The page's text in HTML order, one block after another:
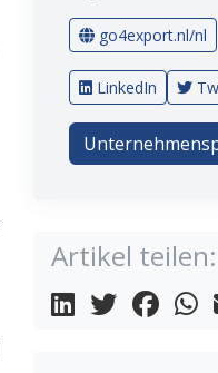
go4export.nl/nl
LinkedIn
Artikel teilen: